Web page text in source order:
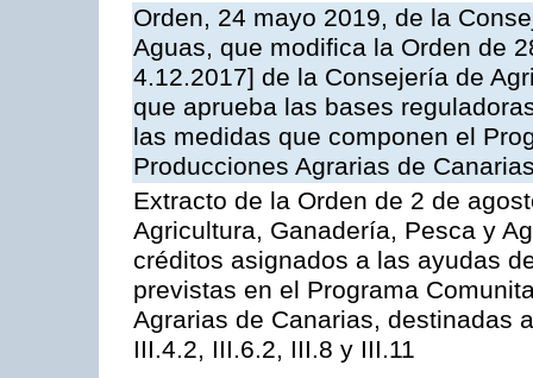
Orden, 24 mayo 2019, de la
Aguas, que modifica la Orden de
4.12.2017] de la Consejería de
que aprueba las bases
las medidas que componen el
Producciones Agrarias de
Extracto de la Orden de 2 de
Agricultura, Ganadería, Pesca y
créditos asignados a las ayudas
previstas en el Programa
Agrarias de Canarias, destinadas
III.4.2, III.6.2, III.8 y III.11